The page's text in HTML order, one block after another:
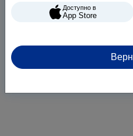
Доступно в
App Store